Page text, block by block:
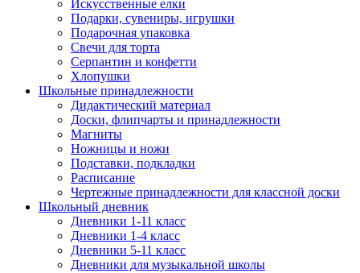
Искусственные елки
Подарки, сувениры, игрушки
Подарочная упаковка
Свечи для торта
Серпантин и конфетти
Хлопушки
Школьные принадлежности
Дидактический материал
Доски, флипчарты и принадлежности
Магниты
Ножницы и ножи
Подставки, подкладки
Расписание
Чертежные принадлежности для классной доски
Школьный дневник
Дневники 1-11 класс
Дневники 1-4 класс
Дневники 5-11 класс
Дневники для музыкальной школы